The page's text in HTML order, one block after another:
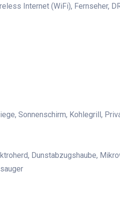
Internet (WiFi), Fernseher,
Sonnenschirm, Kohlegrill,
Dunstabzugshaube,
BILLARD *